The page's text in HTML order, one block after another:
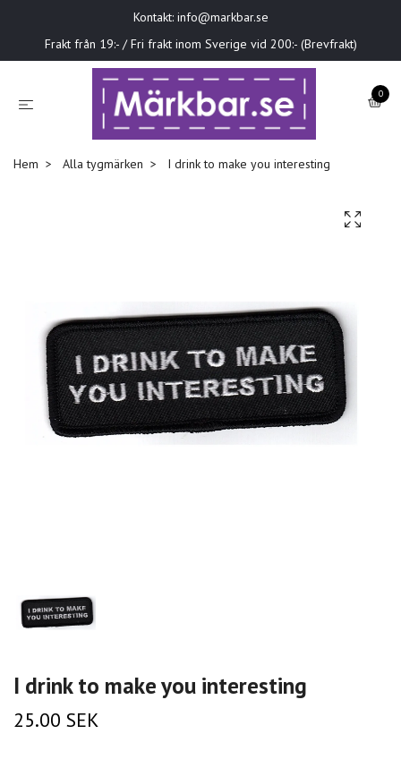
Kontakt: info@markbar.se
Frakt från 19:- / Fri frakt inom Sverige vid 200:- (Brevfrakt)
0
Hem Alla tygmärken I drink to make you interesting
I drink to make you interesting
25.00 SEK